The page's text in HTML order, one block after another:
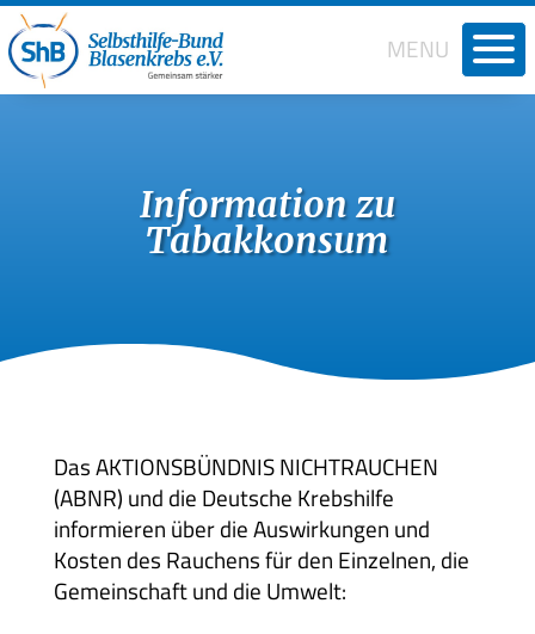
Information zu
Tabakkonsum
MENU
Presse
Das AKTIONSBÜNDNIS NICHTRAUCHEN
(ABNR) und die Deutsche Krebshilfe
informieren über die Auswirkungen und
Kosten des Rauchens für den Einzelnen, die
Gemeinschaft und die Umwelt: